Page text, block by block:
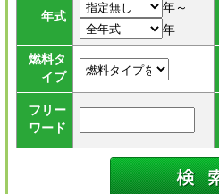
年式
年～
年
燃料タ
イプ
フリー
ワード